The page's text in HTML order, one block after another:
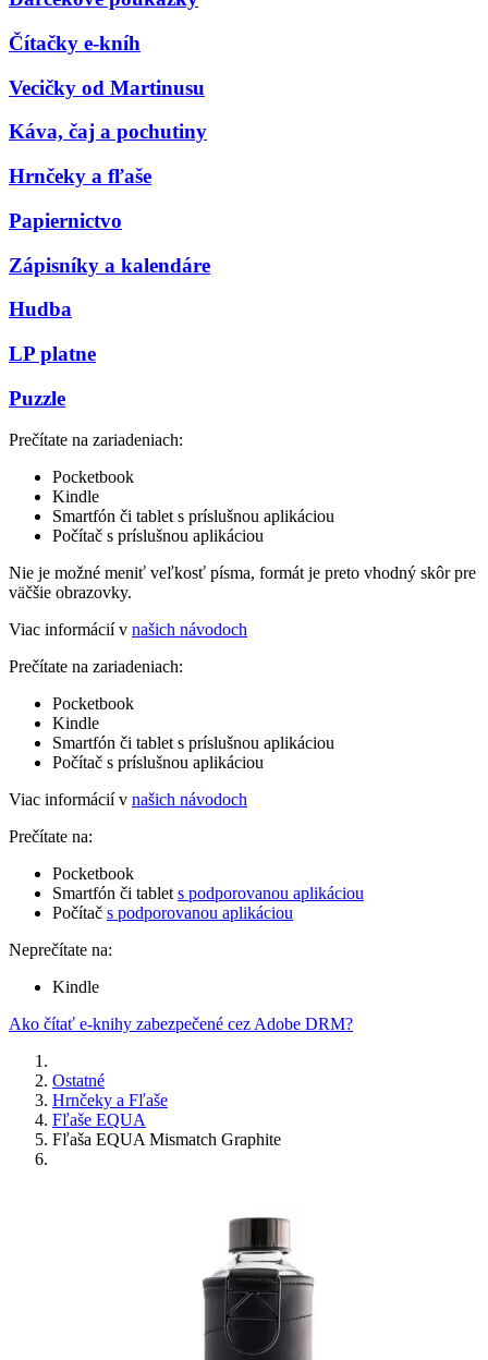
Čítačky e-kníh
Vecičky od Martinusu
Káva, čaj a pochutiny
Hrnčeky a fľaše
Papiernictvo
Zápisníky a kalendáre
Hudba
LP platne
Puzzle
Prečítate na zariadeniach:
Pocketbook
Kindle
Smartfón či tablet s príslušnou aplikáciou
Počítač s príslušnou aplikáciou
Nie je možné meniť veľkosť písma, formát je preto vhodný skôr pre
väčšie obrazovky.
Viac informácií v našich návodoch
Prečítate na zariadeniach:
Pocketbook
Kindle
Smartfón či tablet s príslušnou aplikáciou
Počítač s príslušnou aplikáciou
Viac informácií v našich návodoch
Prečítate na:
Pocketbook
Smartfón či tablet s podporovanou aplikáciou
Počítač s podporovanou aplikáciou
Neprečítate na:
Kindle
Ako čítať e-knihy zabezpečené cez Adobe DRM?
Ostatné
Hrnčeky a Fľaše
Fľaše EQUA
Fľaša EQUA Mismatch Graphite